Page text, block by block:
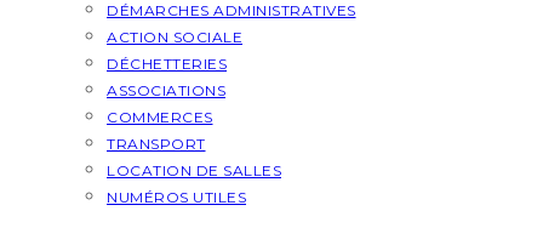
DÉMARCHES ADMINISTRATIVES
ACTION SOCIALE
DÉCHETTERIES
ASSOCIATIONS
COMMERCES
TRANSPORT
LOCATION DE SALLES
NUMÉROS UTILES